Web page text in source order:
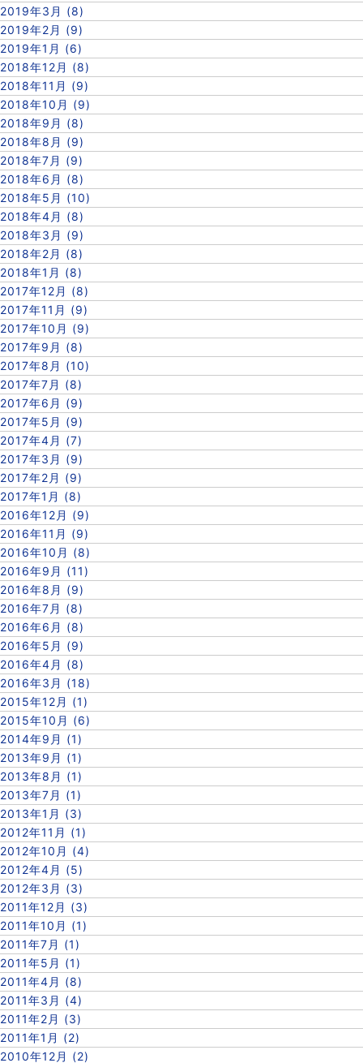
2019年3月 (8)
2019年2月 (9)
2019年1月 (6)
2018年12月 (8)
2018年11月 (9)
2018年10月 (9)
2018年9月 (8)
2018年8月 (9)
2018年7月 (9)
2018年6月 (8)
2018年5月 (10)
2018年4月 (8)
2018年3月 (9)
2018年2月 (8)
2018年1月 (8)
2017年12月 (8)
2017年11月 (9)
2017年10月 (9)
2017年9月 (8)
2017年8月 (10)
2017年7月 (8)
2017年6月 (9)
2017年5月 (9)
2017年4月 (7)
2017年3月 (9)
2017年2月 (9)
2017年1月 (8)
2016年12月 (9)
2016年11月 (9)
2016年10月 (8)
2016年9月 (11)
2016年8月 (9)
2016年7月 (8)
2016年6月 (8)
2016年5月 (9)
2016年4月 (8)
2016年3月 (18)
2015年12月 (1)
2015年10月 (6)
2014年9月 (1)
2013年9月 (1)
2013年8月 (1)
2013年7月 (1)
2013年1月 (3)
2012年11月 (1)
2012年10月 (4)
2012年4月 (5)
2012年3月 (3)
2011年12月 (3)
2011年10月 (1)
2011年7月 (1)
2011年5月 (1)
2011年4月 (8)
2011年3月 (4)
2011年2月 (3)
2011年1月 (2)
2010年12月 (2)